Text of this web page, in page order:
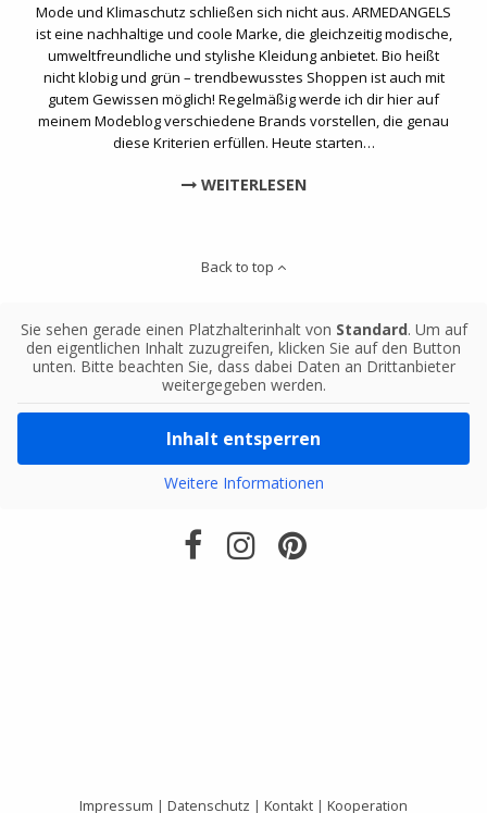
Mode und Klimaschutz schließen sich nicht aus. ARMEDANGELS
ist eine nachhaltige und coole Marke, die gleichzeitig modische,
umweltfreundliche und stylishe Kleidung anbietet. Bio heißt
nicht klobig und grün – trendbewusstes Shoppen ist auch mit
gutem Gewissen möglich! Regelmäßig werde ich dir hier auf
meinem Modeblog verschiedene Brands vorstellen, die genau
diese Kriterien erfüllen. Heute starten…
WEITERLESEN
Back to top
Sie sehen gerade einen Platzhalterinhalt von Standard. Um auf
den eigentlichen Inhalt zuzugreifen, klicken Sie auf den Button
unten. Bitte beachten Sie, dass dabei Daten an Drittanbieter
weitergegeben werden.
Inhalt entsperren
Weitere Informationen
Impressum | Datenschutz | Kontakt | Kooperation